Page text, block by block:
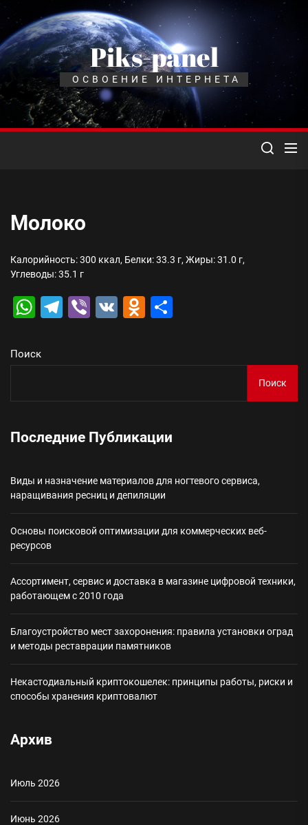
Перейти
содержимому
Piks-panel
ОСВОЕНИЕ ИНТЕРНЕТА
Молоко
Калорийность: 300 ккал, Белки: 33.3 г, Жиры: 31.0 г,
Углеводы: 35.1 г
WhatsApp
Telegram
Viber
VK Odnoklassniki
Поиск
Поиск
Последние Публикации
Виды и назначение материалов для ногтевого сервиса,
наращивания ресниц и депиляции
Основы поисковой оптимизации для коммерческих веб-
ресурсов
Ассортимент, сервис и доставка в магазине цифровой техники,
работающем с 2010 года
Благоустройство мест захоронения: правила установки оград
и методы реставрации памятников
Некастодиальный криптокошелек: принципы работы, риски и
способы хранения криптовалют
Архив
Июль 2026
Июнь 2026